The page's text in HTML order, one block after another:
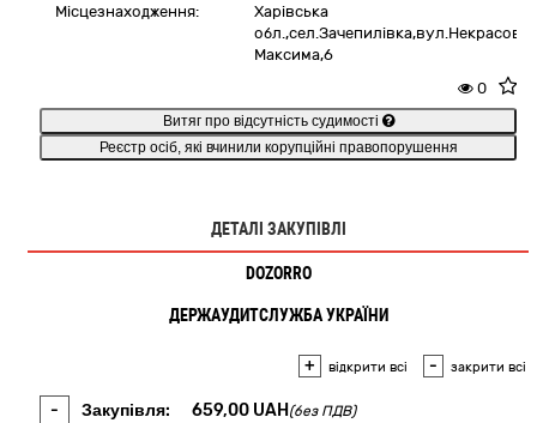
Місцезнаходження:
Харівська
обл.,сел.Зачепилівка,вул.Некрасова
Максима,6
0
Витяг про відсутність судимості
Реєстр осіб, які вчинили корупційні правопорушення
ДЕТАЛІ ЗАКУПІВЛІ
DOZORRO
ДЕРЖАУДИТСЛУЖБА УКРАЇНИ
+ відкрити всі - закрити всі
- Закупівля: 659,00 UAH (без ПДВ)